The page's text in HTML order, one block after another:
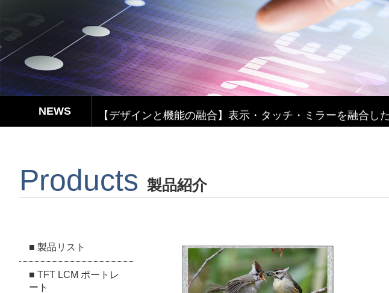
Capacitive Touch Panel developed by WAYTON
【省エネ革新】超低消費電力 反射型TFT液晶モジュール
【デザインと機能の融合】表示・タッチ・ミラーを融合し
Capacitive Touch Panel developed by WAYTON
Products 製品紹介
■ 製品リスト
■ TFT LCM ポートレ
ート